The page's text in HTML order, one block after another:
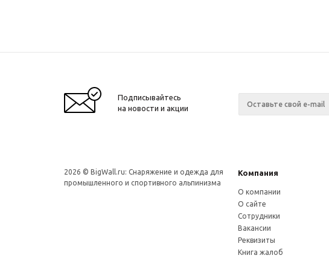
Подписывайтесь
на новости и акции
2026 © BigWall.ru: Снаряжение и одежда для
промышленного и спортивного альпинизма
Компания
О компании
О сайте
Сотрудники
Вакансии
Реквизиты
Книга жалоб